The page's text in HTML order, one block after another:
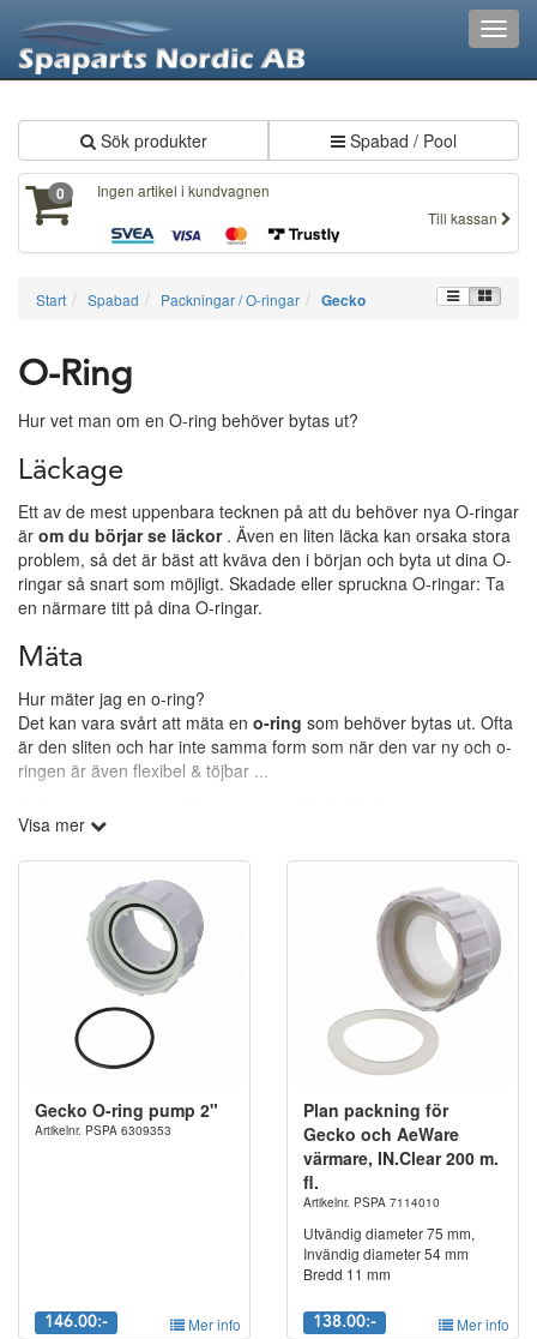
Sök produkter Spabad / Pool
0
Ingen artikel i kundvagnen
Till kassan
Start Spabad Packningar / O-ringar Gecko
O-Ring
Hur vet man om en O-ring behöver bytas ut?
Läckage
Ett av de mest uppenbara tecknen på att du behöver nya O-ringar
är om du börjar se läckor. Även en liten läcka kan orsaka stora
problem, så det är bäst att kväva den i början och byta ut dina O-
ringar så snart som möjligt. Skadade eller spruckna O-ringar: Ta
en närmare titt på dina O-ringar.
Mäta
Hur mäter jag en o-ring?
Det kan vara svårt att mäta en o-ring som behöver bytas ut. Ofta
är den sliten och har inte samma form som när den var ny och o-
ringen är även flexibel & töjbar ...
Har du frågor går det givetvis bra att kontaka vårt team, maila
info@spapartsnordic.seeller ring oss på 0910-13013
Visa mer
Gecko O-ring pump 2"
Artikelnr. PSPA 6309353
146.00:- Mer info
Plan packning för
Gecko och AeWare
värmare, IN.Clear 200 m.
fl.
Artikelnr. PSPA 7114010
Utvändig diameter 75 mm,
Invändig diameter 54 mm
Bredd 11 mm
138.00:- Mer info